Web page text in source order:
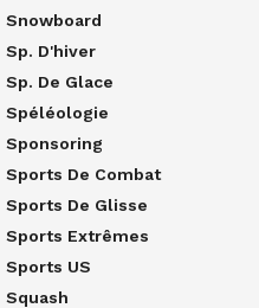
Snowboard
Sp. D'hiver
Sp. De Glace
Spéléologie
Sponsoring
Sports De Combat
Sports De Glisse
Sports Extrêmes
Sports US
Squash